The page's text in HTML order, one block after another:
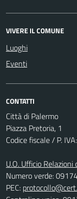
VIVERE IL COMUNE
Luoghi
Eventi
CONTATTI
Città di Palermo
Piazza Pretoria, 1
Codice fiscale / P.
U.O. Ufficio Relazioni
Numero verde:
PEC: